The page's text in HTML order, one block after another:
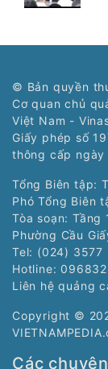
© Bản quyền
Cơ quan chủ
Việt Nam -
Giấy phép số
thông cấp
Tổng Biên tập:
Phó Tổng Biên
Tòa soạn: Tầng
Phường Cầu
Tel: (024)
Hotline:
Liên hệ quảng
Copyright ©
Các